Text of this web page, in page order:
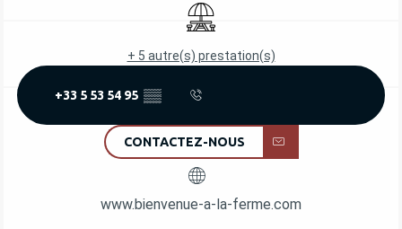
Aire de pique nique
+ 5 autre(s) prestation(s)
+33 5 53 54 95 ▒▒
CONTACTEZ-NOUS
www.bienvenue-a-la-ferme.com